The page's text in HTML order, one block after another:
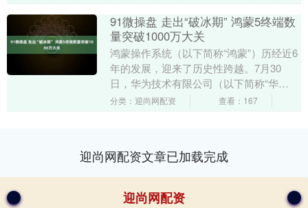
91微操盘 走出“破冰期” 鸿蒙5终端数
量突破1000万大关
鸿蒙操作系统（以下简称“鸿蒙”）历经近6
年的发展，迎来了历史性跨越。7月30
日，华为技术有限公司（以下简称“华
为”）终端在官方微博宣布搭载鸿蒙操作系
分类：迎尚网配资 查看：167
迎尚网配资文章已加载完成
迎尚网配资